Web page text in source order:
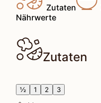
Zutaten
Nährwerte
Zutaten
½ 1 2 3